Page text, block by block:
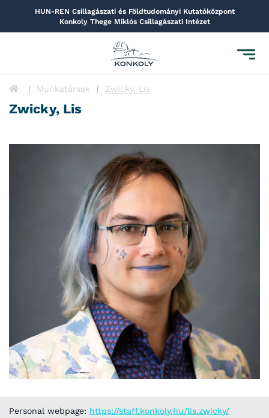
HUN-REN Csillagászati és Földtudományi Kutatóközpont
Konkoly Thege Miklós Csillagászati Intézet
Toggle
Munkatársak Zwicky, Lis
Zwicky, Lis
Personal webpage: https://staff.konkoly.hu/lis.zwicky/